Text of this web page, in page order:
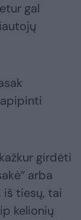
gal
girdėti
arba
iš tiesų, tai
kelionių